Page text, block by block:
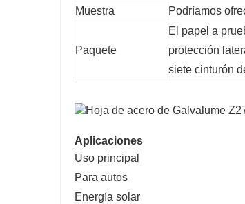
Muestra Podríamos
Paquete
El papel a
protección
siete cinturón
Aplicaciones
Uso principal
Para autos
Energía solar